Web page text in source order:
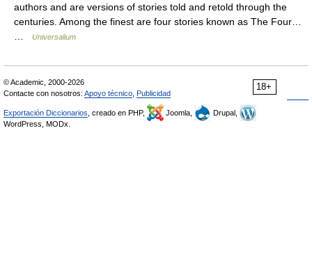
authors and are versions of stories told and retold through the
centuries. Among the finest are four stories known as The Four…
Universalium
18+
© Academic, 2000-2026
Contacte con nosotros: Apoyo técnico Publicidad
Exportación Diccionarios , creado en PHP, Joomla,
Drupal,
WordPress, MODx.